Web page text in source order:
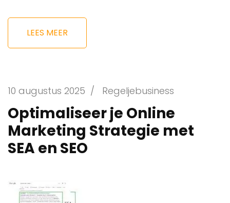
LEES MEER
10 augustus 2025 / Regeljebusiness
Optimaliseer je Online
Marketing Strategie met
SEA en SEO